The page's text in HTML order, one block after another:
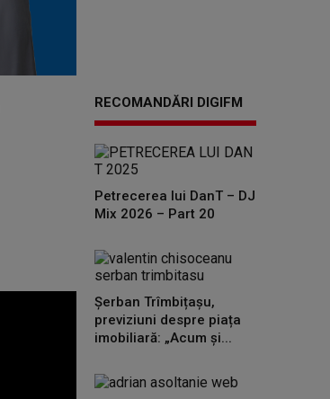
RECOMANDĂRI DIGIFM
Petrecerea lui DanT – DJ
Mix 2026 – Part 20
Șerban Trîmbițașu,
previziuni despre piața
imobiliară: „Acum și...